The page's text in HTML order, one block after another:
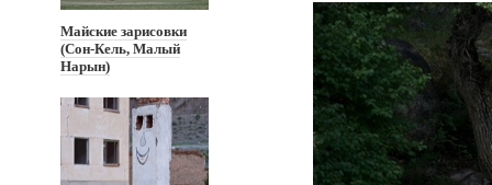
Майские зарисовки
(Сон-Кель, Малый
Нарын)